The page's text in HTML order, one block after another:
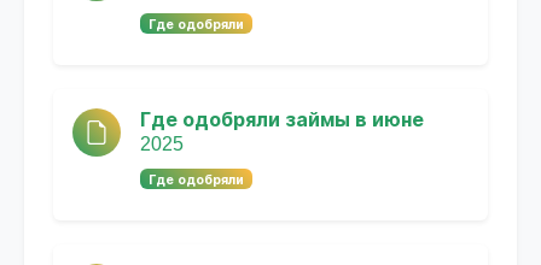
Где одобряли
Где одобряли займы в июне
2025
Где одобряли